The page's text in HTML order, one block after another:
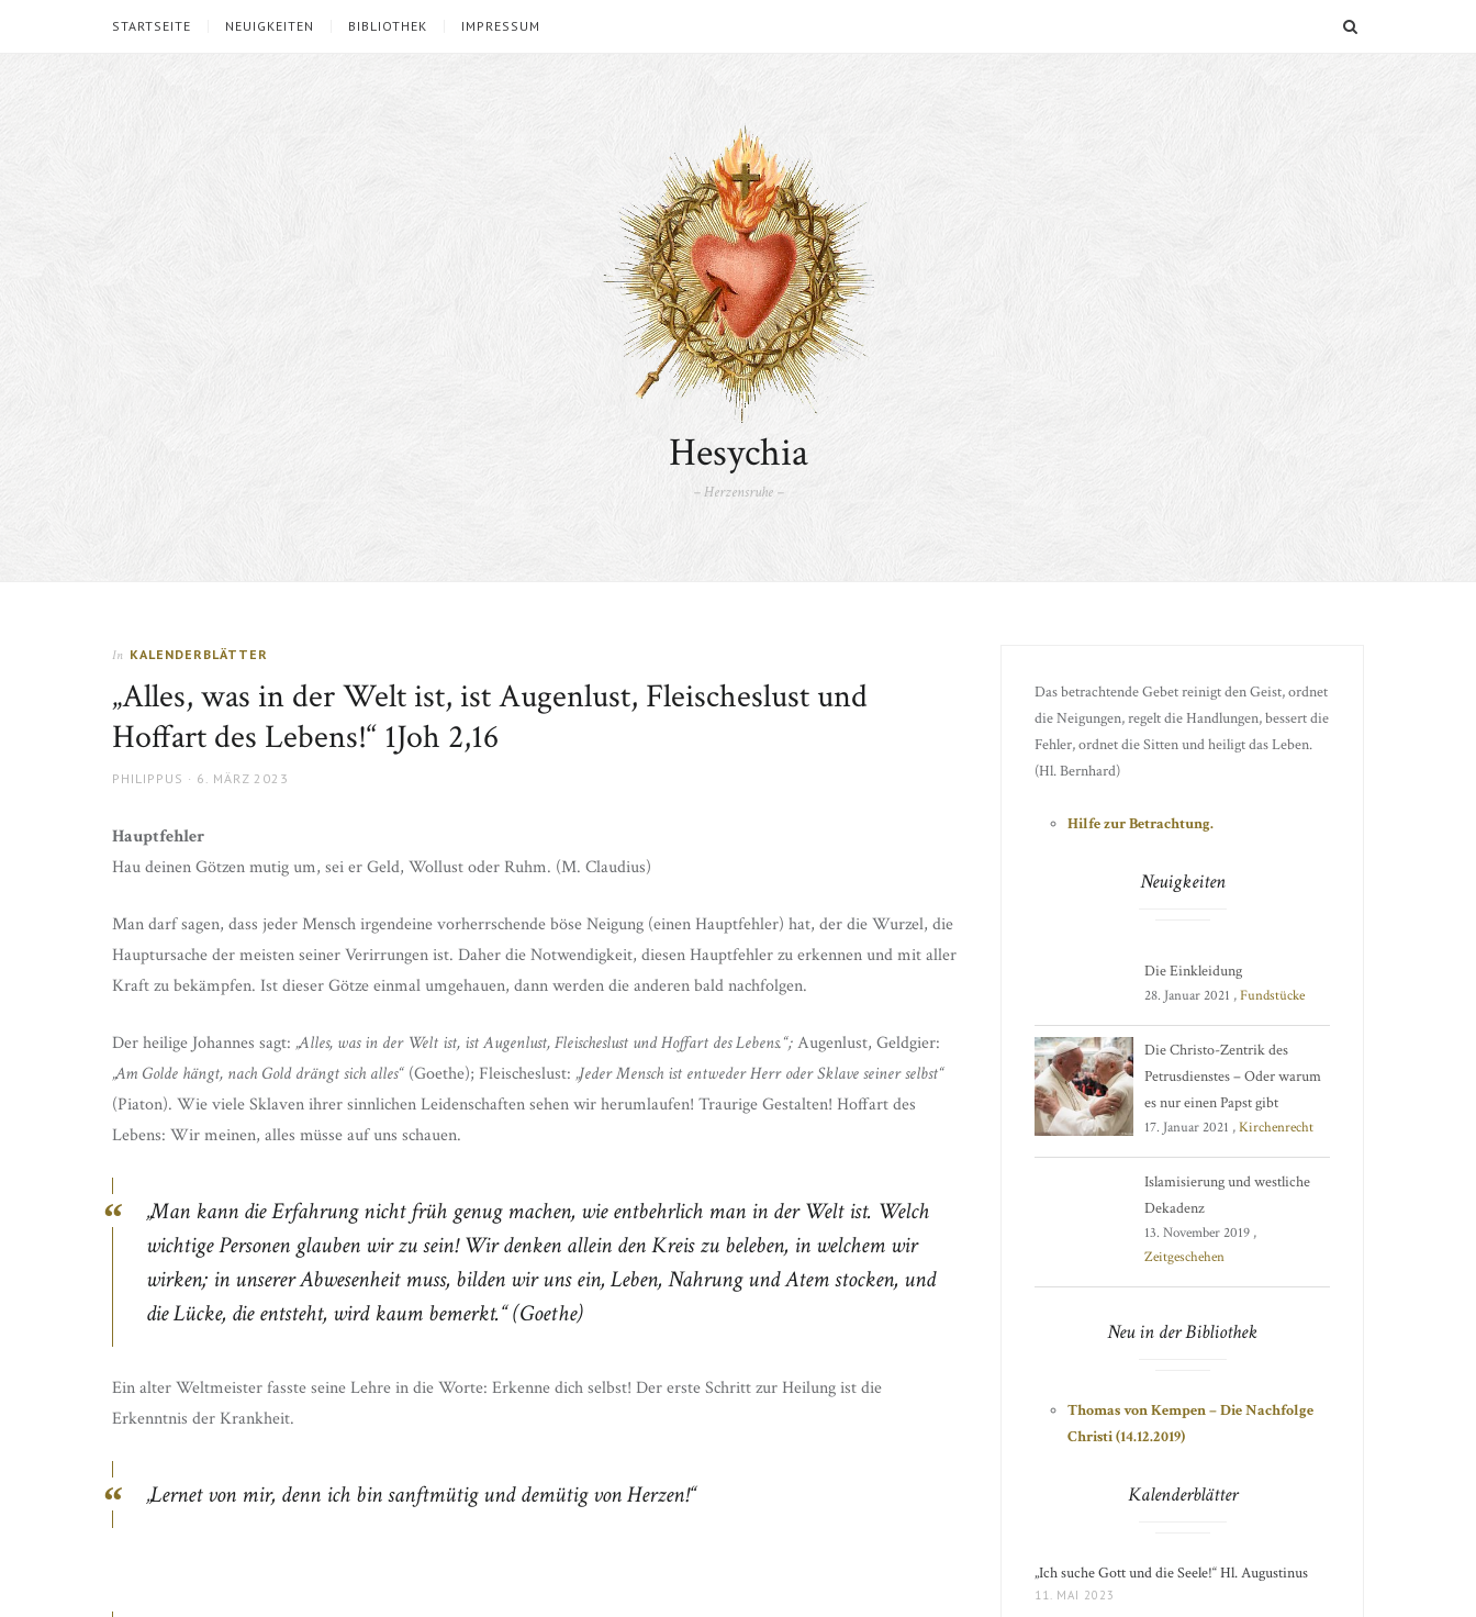
STARTSEITE NEUIGKEITEN BIBLIOTHEK IMPRESSUM
Hesychia
– Herzensruhe –
In KALENDERBLÄTTER
„Alles, was in der Welt ist, ist Augenlust, Fleischeslust und
Hoffart des Lebens!“ 1Joh 2,16
AUTHOR
PHILIPPUS
POSTED
6. MÄRZ 2023
Hauptfehler
Hau deinen Götzen mutig um, sei er Geld, Wollust oder Ruhm. (M. Claudius)
Man darf sagen, dass jeder Mensch irgendeine vorherrschende böse Neigung (einen Hauptfehler) hat, der die Wurzel, die
Hauptursache der meisten seiner Verirrungen ist. Daher die Notwendigkeit, diesen Hauptfehler zu erkennen und mit aller
Kraft zu bekämpfen. Ist dieser Götze einmal umgehauen, dann werden die anderen bald nachfolgen.
Der heilige Johannes sagt: „Alles, was in der Welt ist, ist Augenlust, Fleischeslust und Hoffart des Lebens.“;Augenlust, Geldgier:
„Am Golde hängt, nach Gold drängt sich alles“ (Goethe); Fleischeslust: „Jeder Mensch ist entweder Herr oder Sklave seiner selbst“
(Piaton). Wie viele Sklaven ihrer sinnlichen Leidenschaften sehen wir herumlaufen! Traurige Gestalten! Hoffart des
Lebens: Wir meinen, alles müsse auf uns schauen.
„Man kann die Erfahrung nicht früh genug machen, wie entbehrlich man in der Welt ist. Welch
wichtige Personen glauben wir zu sein! Wir denken allein den Kreis zu beleben, in welchem wir
wirken; in unserer Abwesenheit muss, bilden wir uns ein, Leben, Nahrung und Atem stocken, und
die Lücke, die entsteht, wird kaum bemerkt.“(Goethe)
Ein alter Weltmeister fasste seine Lehre in die Worte: Erkenne dich selbst! Der erste Schritt zur Heilung ist die
Erkenntnis der Krankheit.
„Lernet von mir, denn ich bin sanftmütig und demütig von Herzen!“
Das betrachtende Gebet reinigt den Geist, ordnet
die Neigungen, regelt die Handlungen, bessert die
Fehler, ordnet die Sitten und heiligt das Leben.
(Hl. Bernhard)
Hilfe zur Betrachtung.
Neuigkeiten
Die Einkleidung
28. Januar 2021 ,Fundstücke
Die Christo-Zentrik des
Petrusdienstes – Oder warum
es nur einen Papst gibt
17. Januar 2021 ,Kirchenrecht
Islamisierung und westliche
Dekadenz
13. November 2019 ,
Zeitgeschehen
Neu in der Bibliothek
Thomas von Kempen – Die Nachfolge
Christi (14.12.2019)
Kalenderblätter
„Ich suche Gott und die Seele!“ Hl. Augustinus
11. MAI 2023